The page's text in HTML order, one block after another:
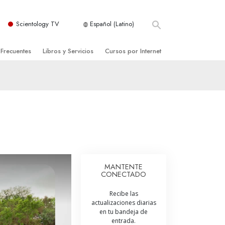
Scientology TV Español (Latino)
Libros y Servicios
Iniciales
Cursos por Internet
Ayudas para Enfermedades y Lesiones
La Integridad y la Honestidad
El Matrimonio
La Escala Tonal Emocional
MANTENTE
CONECTADO
Recibe las
actualizaciones diarias
en tu bandeja de
entrada.